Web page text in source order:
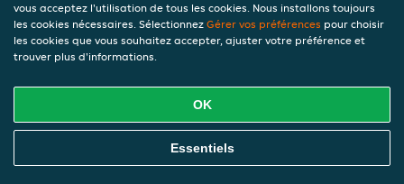
vous acceptez l'utilisation de tous les cookies. Nous installons toujours
les cookies nécessaires. Sélectionnez Gérer vos préférences pour choisir
les cookies que vous souhaitez accepter, ajuster votre préférence et
trouver plus d'informations.
OK
Essentiels